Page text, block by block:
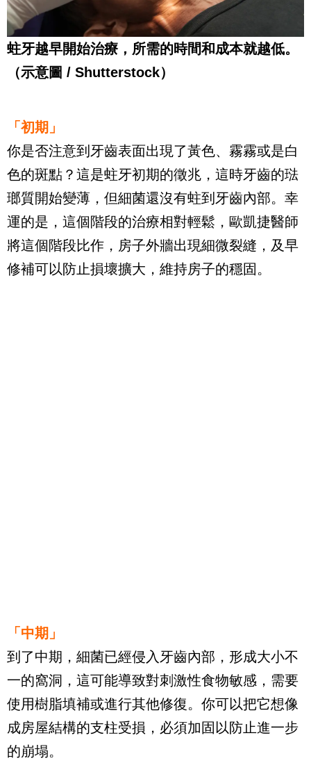
蛀牙越早開始治療，所需的時間和成本就越低。
（示意圖 / Shutterstock）
「初期」
你是否注意到牙齒表面出現了黃色、霧霧或是白
色的斑點？這是蛀牙初期的徵兆，這時牙齒的琺
瑯質開始變薄，但細菌還沒有蛀到牙齒內部。幸
運的是，這個階段的治療相對輕鬆，歐凱捷醫師
將這個階段比作，房子外牆出現細微裂縫，及早
修補可以防止損壞擴大，維持房子的穩固。
「中期」
到了中期，細菌已經侵入牙齒內部，形成大小不
一的窩洞，這可能導致對刺激性食物敏感，需要
使用樹脂填補或進行其他修復。你可以把它想像
成房屋結構的支柱受損，必須加固以防止進一步
的崩塌。